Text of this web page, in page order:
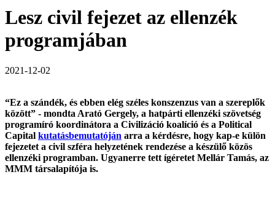
Lesz civil fejezet az ellenzék
programjában
2021-12-02
“Ez a szándék, és ebben elég széles konszenzus van a szereplők
között” - mondta Arató Gergely, a hatpárti ellenzéki szövetség
programíró koordinátora a Civilizáció koalíció és a Political
Capital kutatásbemutatóján arra a kérdésre, hogy kap-e külön
fejezetet a civil szféra helyzetének rendezése a készülő közös
ellenzéki programban. Ugyanerre tett ígéretet Mellár Tamás, az
MMM társalapítója is.